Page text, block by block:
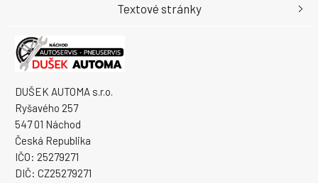
DUŠEK AUTOMA s.r.o.
Ryšavého 257
547 01 Náchod
Česká Republika
IČO: 25279271
DIČ: CZ25279271
Textové stránky